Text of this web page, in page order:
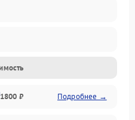
1800 ₽ Подробнее →